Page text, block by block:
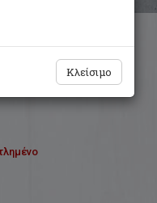
του Οδυσσέα
Κλείσιμο